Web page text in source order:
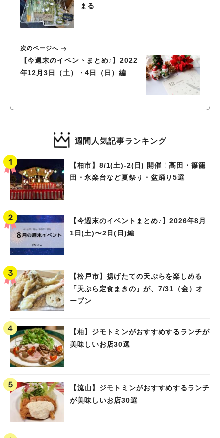
まる
次のページへ
【今週末のイベントまとめ♪】2022
年12月3日（土）・4日（日）編
週間人気記事ランキング
【柏市】8/1(土)‐2(日) 開催！高田・篠籠
田・永楽台など夏祭り・盆踊り5選
【今週末のイベントまとめ♪】2026年8月
1日(土)〜2日(日)編
【松戸市】揚げたての天ぷらを楽しめる
「天ぷら定食まきの」が、7/31（金）オ
ープン
【柏】ジモトミンがおすすめするランチが
美味しいお店30選
【流山】ジモトミンがおすすめするランチ
が美味しいお店30選